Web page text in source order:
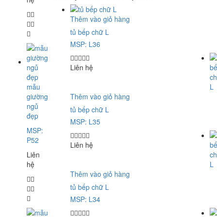
mẫu
giường
ngủ
đẹp
MSP:
P52
Liên
hệ
Thêm vào giỏ hàng
tủ bếp chữ L
MSP: L36
Liên hệ
Thêm vào giỏ hàng
tủ bếp chữ L
MSP: L35
Liên hệ
Thêm vào giỏ hàng
tủ bếp chữ L
MSP: L34